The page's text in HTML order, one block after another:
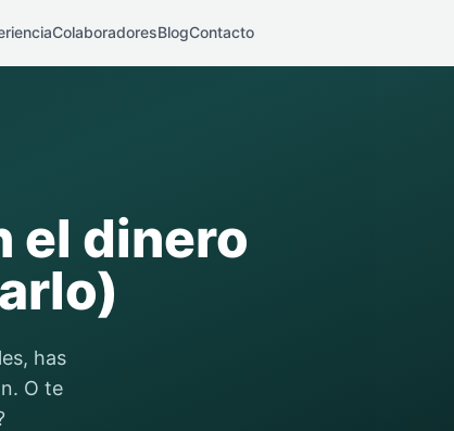
ColaboradoresBlogContacto
el dinero
has
O te